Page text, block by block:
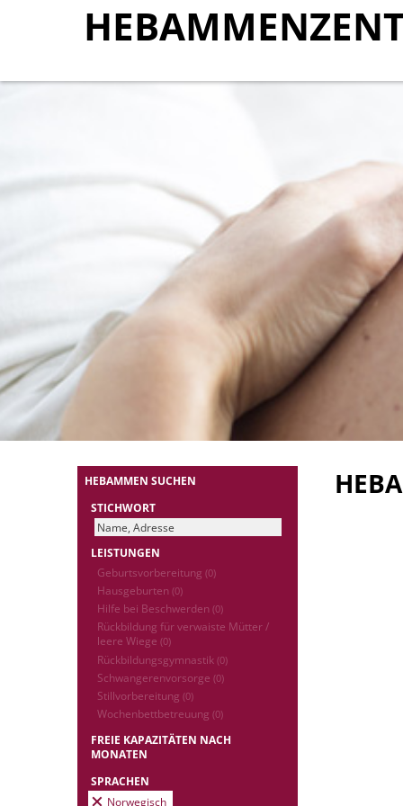
HEBAMMEN SUCHEN
STICHWORT
LEISTUNGEN
Geburtsvorbereitung (0)
Hausgeburten (0)
Hilfe bei Beschwerden (0)
Rückbildung für verwaiste Mütter /
leere Wiege (0)
Rückbildungsgymnastik (0)
Schwangerenvorsorge (0)
Stillvorbereitung (0)
Wochenbettbetreuung (0)
FREIE KAPAZITÄTEN NACH
MONATEN
SPRACHEN
Norwegisch